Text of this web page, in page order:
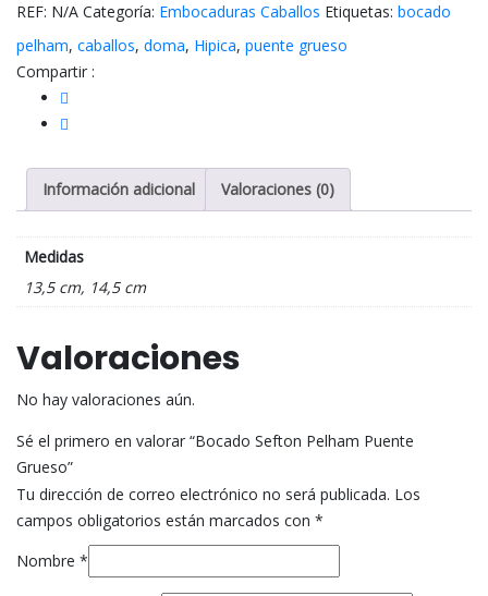
REF: N/A Categoría: Embocaduras Caballos Etiquetas: bocado
pelham, caballos, doma, Hipica, puente grueso
Compartir :
Información adicional Valoraciones (0)
Medidas
13,5 cm, 14,5 cm
Valoraciones
No hay valoraciones aún.
Sé el primero en valorar “Bocado Sefton Pelham Puente
Grueso”
Tu dirección de correo electrónico no será publicada. Los
campos obligatorios están marcados con *
Nombre *